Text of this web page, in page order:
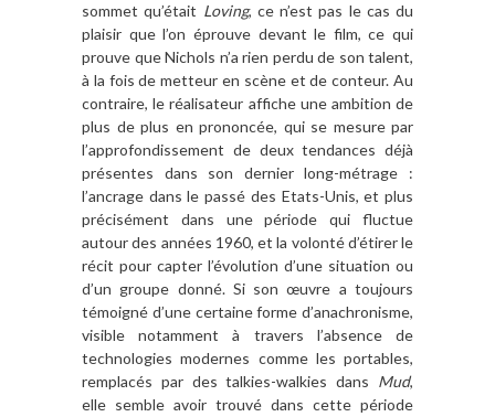
sommet qu’était Loving, ce n’est pas le cas du
plaisir que l’on éprouve devant le film, ce qui
prouve que Nichols n’a rien perdu de son talent,
à la fois de metteur en scène et de conteur. Au
contraire, le réalisateur affiche une ambition de
plus de plus en prononcée, qui se mesure par
l’approfondissement de deux tendances déjà
présentes dans son dernier long-métrage :
l’ancrage dans le passé des Etats-Unis, et plus
précisément dans une période qui fluctue
autour des années 1960, et la volonté d’étirer le
récit pour capter l’évolution d’une situation ou
d’un groupe donné. Si son œuvre a toujours
témoigné d’une certaine forme d’anachronisme,
visible notamment à travers l’absence de
technologies modernes comme les portables,
remplacés par des talkies-walkies dans Mud,
elle semble avoir trouvé dans cette période